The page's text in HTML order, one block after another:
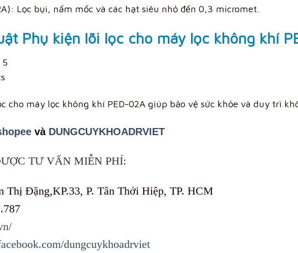
Lọc bụi, nấm mốc và các hạt siêu nhỏ đến 0,3 micromet.
Phụ kiện lõi lọc cho máy lọc không khí
5
cho máy lọc không khí PED-02A giúp bảo vệ sức khỏe và duy trì
và DUNGCUYKHOADRVIET
TƯ VẤN MIỄN PHÍ:
Thị Đặng,KP.33, P. Tân Thới Hiệp, TP. HCM
dungcuykhoadrviet